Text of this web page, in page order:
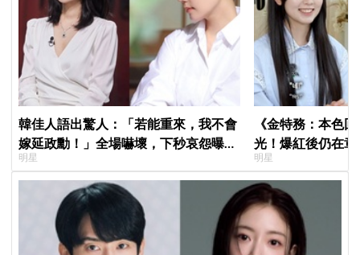
韓佳人語出驚人：「若能重來，我不會
嫁延政勳！」全場嚇壞，下秒哀怨曝真
實原因笑翻
明星
《金特務：本色
光！爆紅後仍在
呼：「妳怎麼會
明星